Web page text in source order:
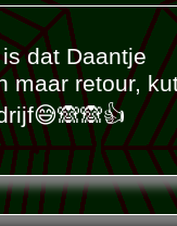
dat Daantje
maar retour,